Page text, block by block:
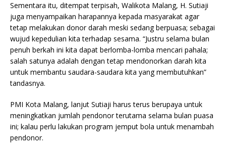
Sementara itu, ditempat terpisah, Walikota Malang, H. Sutiaji
juga menyampaikan harapannya kepada masyarakat agar
tetap melakukan donor darah meski sedang berpuasa; sebagai
wujud kepedulian kita terhadap sesama. “Justru selama bulan
penuh berkah ini kita dapat berlomba-lomba mencari pahala;
salah satunya adalah dengan tetap mendonorkan darah kita
untuk membantu saudara-saudara kita yang membutuhkan”
tandasnya.
PMI Kota Malang, lanjut Sutiaji harus terus berupaya untuk
meningkatkan jumlah pendonor terutama selama bulan puasa
ini; kalau perlu lakukan program jemput bola untuk menambah
pendonor.